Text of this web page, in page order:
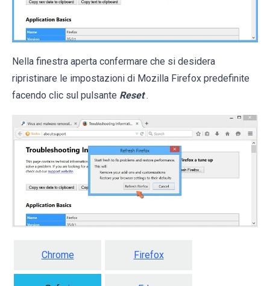
Nella finestra aperta confermare che si desidera
ripristinare le impostazioni di Mozilla Firefox predefinite
facendo clic sul pulsante Reset .
Chrome Firefox